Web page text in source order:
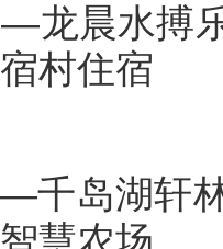
—龙晨水搏
村住宿
千岛湖轩
慧农场